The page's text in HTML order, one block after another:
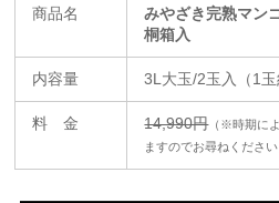
商品名
みやざき完熟マン
桐箱入
内容量 3L大玉/2玉入（1玉
料 金 14,990円（※時期に
ますのでお尋ねください